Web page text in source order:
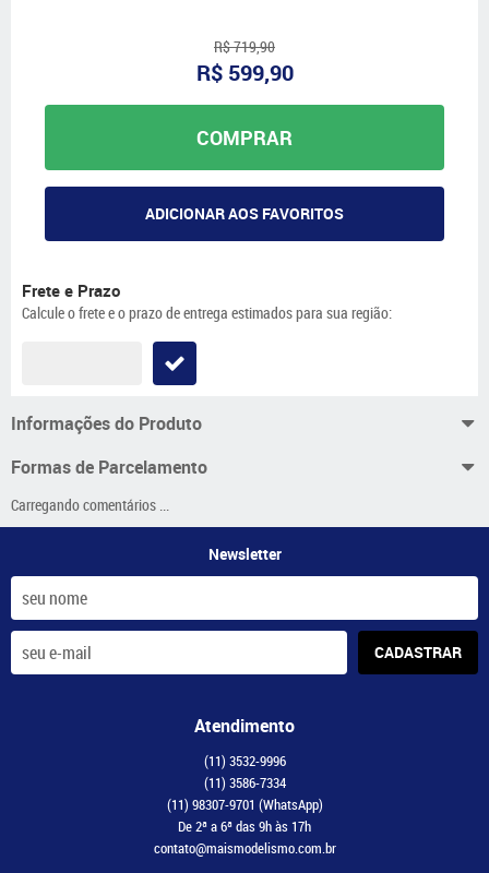
R$ 719,90
R$ 599,90
COMPRAR
ADICIONAR AOS FAVORITOS
Frete e Prazo
Calcule o frete e o prazo de entrega estimados para sua região:
Informações do Produto
Formas de Parcelamento
Carregando comentários ...
Newsletter
CADASTRAR
Atendimento
(11) 3532-9996
(11) 3586-7334
(11) 98307-9701 (WhatsApp)
De 2ª a 6ª das 9h às 17h
contato@maismodelismo.com.br